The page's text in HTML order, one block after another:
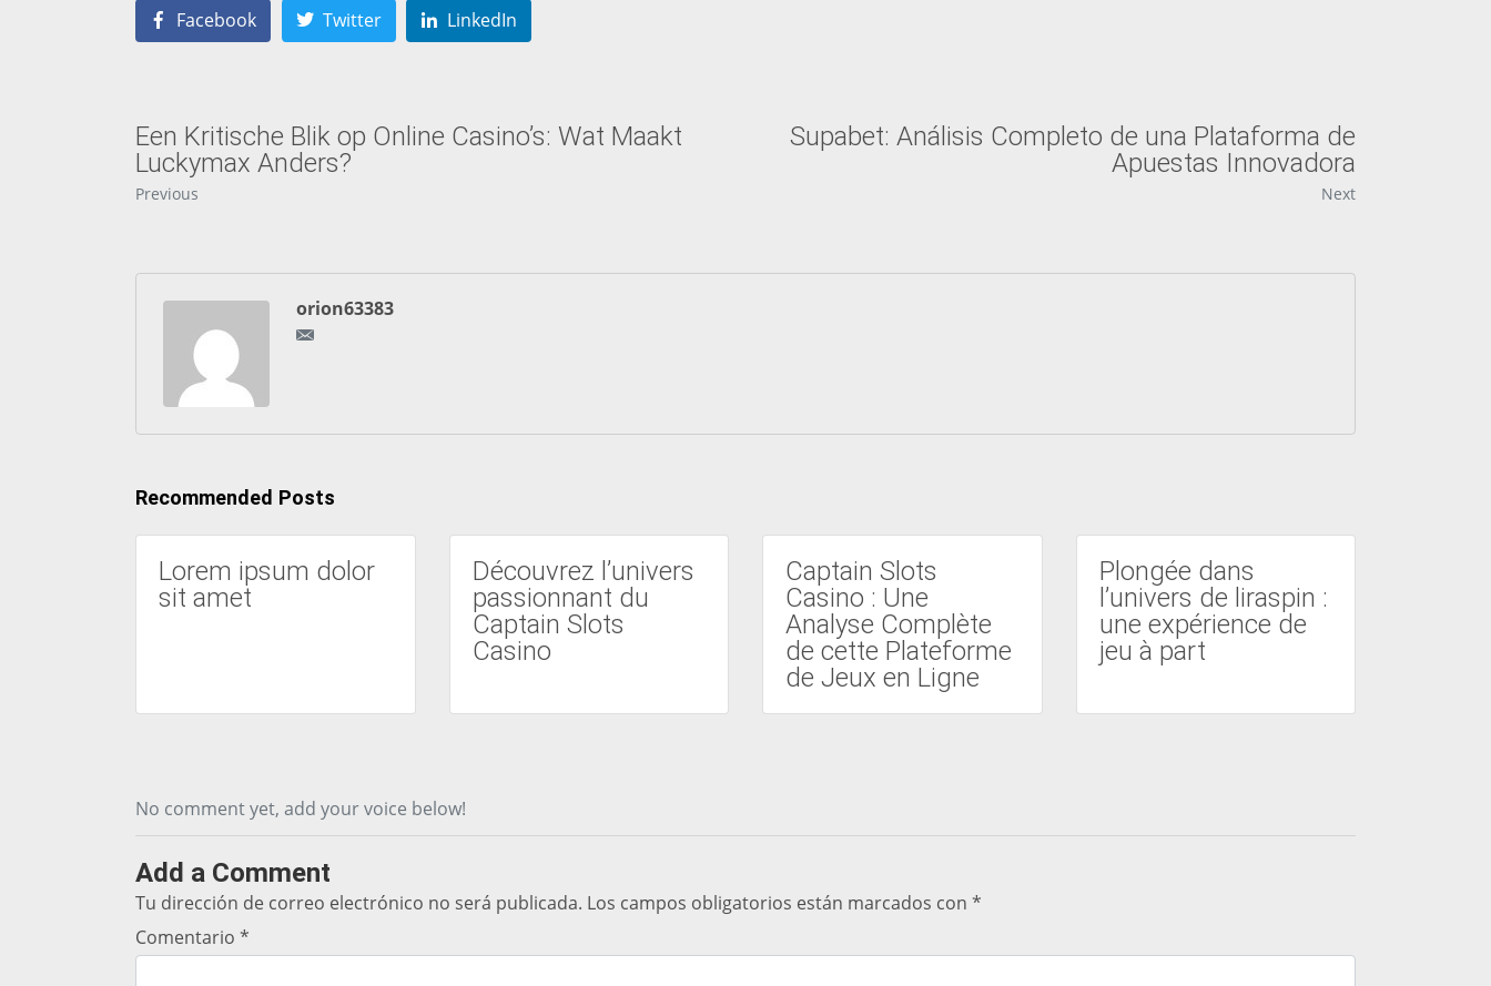
Facebook Twitter LinkedIn
Een Kritische Blik op Online Casino’s: Wat Maakt
Luckymax Anders?
Previous
Supabet: Análisis Completo de una Plataforma de
Apuestas Innovadora
Next
orion63383
Recommended Posts
Lorem ipsum dolor
sit amet
Découvrez l’univers
passionnant du
Captain Slots
Casino
Captain Slots
Casino : Une
Analyse Complète
de cette Plateforme
de Jeux en Ligne
Plongée dans
l’univers de liraspin :
une expérience de
jeu à part
No comment yet, add your voice below!
Add a Comment
Tu dirección de correo electrónico no será publicada. Los campos obligatorios están marcados con *
Comentario *